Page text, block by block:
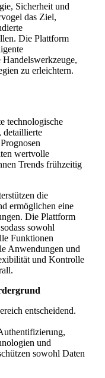
Sicherheit und
das Ziel,
Die Plattform
zu erleichtern.
technologische
detaillierte
wertvolle
Trends frühzeitig
die
ermöglichen eine
Die Plattform
sowohl
Funktionen
Anwendungen und
und Kontrolle
entscheidend.
und
sowohl Daten